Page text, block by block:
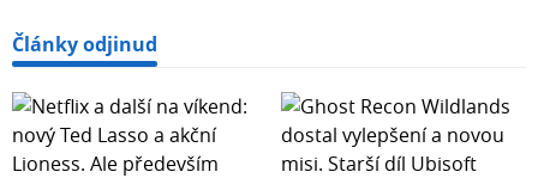
Články odjinud